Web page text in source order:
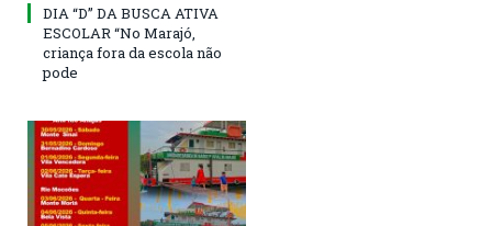
DIA “D” DA BUSCA ATIVA
ESCOLAR “No Marajó,
criança fora da escola não
pode